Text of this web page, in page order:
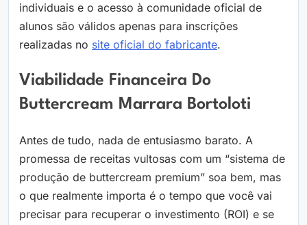
individuais e o acesso à comunidade oficial de
alunos são válidos apenas para inscrições
realizadas no site oficial do fabricante.
Viabilidade Financeira Do
Buttercream Marrara Bortoloti
Antes de tudo, nada de entusiasmo barato. A
promessa de receitas vultosas com um “sistema de
produção de buttercream premium” soa bem, mas
o que realmente importa é o tempo que você vai
precisar para recuperar o investimento (ROI) e se